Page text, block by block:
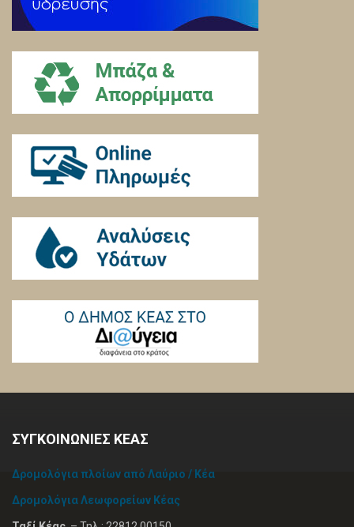
ΣΥΓΚΟΙΝΩΝΙΕΣ ΚΕΑΣ
Δρομολόγια πλοίων από Λαύριο / Κέα
Δρομολόγια Λεωφορείων Κέας